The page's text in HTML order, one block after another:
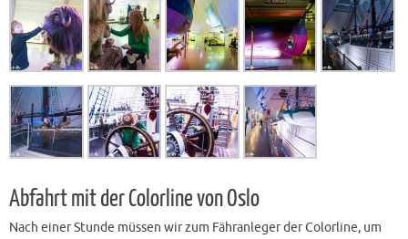
Abfahrt mit der Colorline von Oslo
Nach einer Stunde müssen wir zum Fähranleger der Colorline, um